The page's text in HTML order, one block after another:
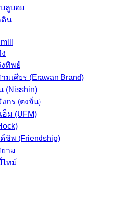
ลูบอย
ติน
งทิพย์
มเศียร (Erawan Brand)
(Nisshin)
กร (ตงจั่น)
อ็ม (UFM)
ชิพ (Friendship)
าม
ไทม์